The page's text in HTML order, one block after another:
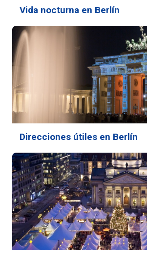
Vida nocturna en Berlín
Direcciones útiles en Berlín